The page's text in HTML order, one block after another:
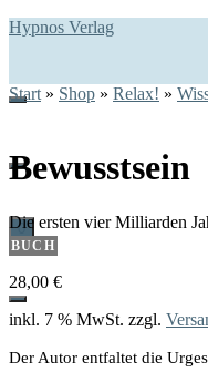
Hypnos Verlag
0
Start » Shop » Relax! »
Bewusstsein
Die ersten vier Milliarden
BUCH
28,00 €
inkl. 7 % MwSt. zzgl.
Der Autor entfaltet die